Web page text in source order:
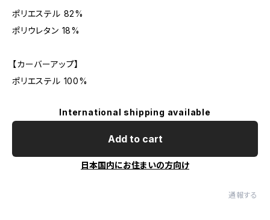
ポリエステル 82%
ポリウレタン 18%
【カーバーアップ】
ポリエステル 100%
International shipping available
Add to cart
日本国内にお住まいの方向け
通報する